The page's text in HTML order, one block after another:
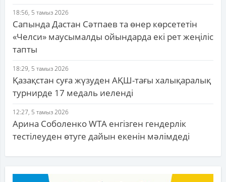
18:56, 5 тамыз 2026
Сапында Дастан Сәтпаев та өнер көрсететін
«Челси» маусымалды ойындарда екі рет жеңіліс
тапты
18:29, 5 тамыз 2026
Қазақстан суға жүзуден АҚШ-тағы халықаралық
турнирде 17 медаль иеленді
12:27, 5 тамыз 2026
Арина Соболенко WTA енгізген гендерлік
тестілеуден өтуге дайын екенін мәлімдеді